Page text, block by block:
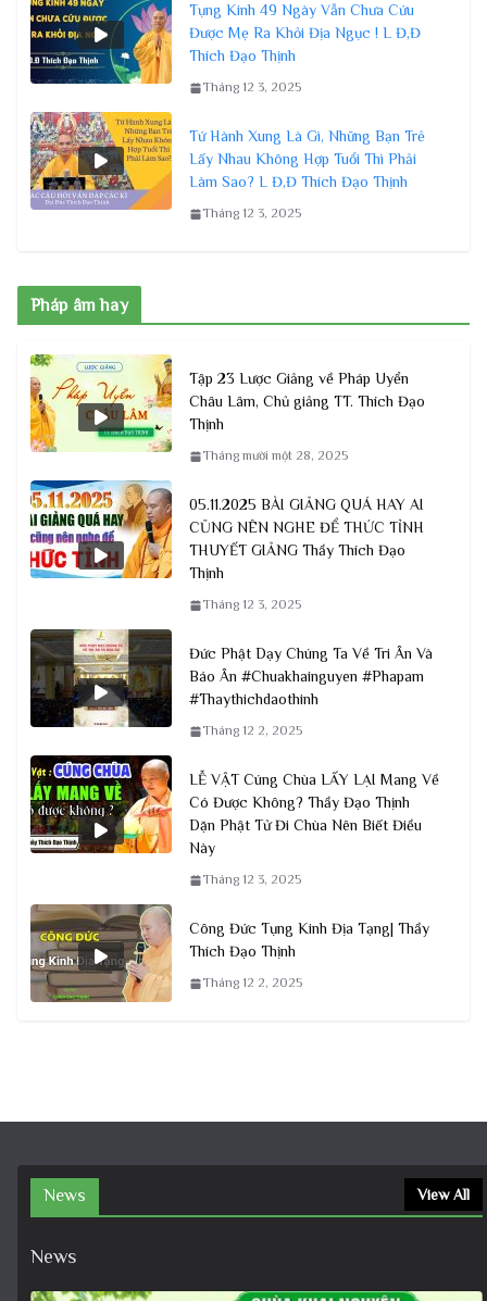
Tụng Kinh 49 Ngày Vẫn Chưa Cứu
Được Mẹ Ra Khỏi Địa Ngục ! L Đ,Đ
Thích Đạo Thịnh
Tháng 12 3, 2025
Tứ Hành Xung Là Gì, Những Bạn Trẻ
Lấy Nhau Không Hợp Tuổi Thì Phải
Làm Sao? L Đ,Đ Thích Đạo Thịnh
Tháng 12 3, 2025
Pháp âm hay
Tập 23 Lược Giảng về Pháp Uyển
Châu Lâm, Chủ giảng TT. Thích Đạo
Thịnh
Tháng mười một 28, 2025
05.11.2025 BÀI GIẢNG QUÁ HAY AI
CŨNG NÊN NGHE ĐỂ THỨC TỈNH
THUYẾT GIẢNG Thầy Thích Đạo
Thịnh
Tháng 12 3, 2025
Đức Phật Dạy Chúng Ta Về Tri Ân Và
Báo Ân #Chuakhainguyen #Phapam
#Thaythichdaothinh
Tháng 12 2, 2025
LỄ VẬT Cúng Chùa LẤY LẠI Mang Về
Có Được Không? Thầy Đạo Thịnh
Dặn Phật Tử Đi Chùa Nên Biết Điều
Này
Tháng 12 3, 2025
Công Đức Tụng Kinh Địa Tạng| Thầy
Thích Đạo Thịnh
Tháng 12 2, 2025
News View All
News